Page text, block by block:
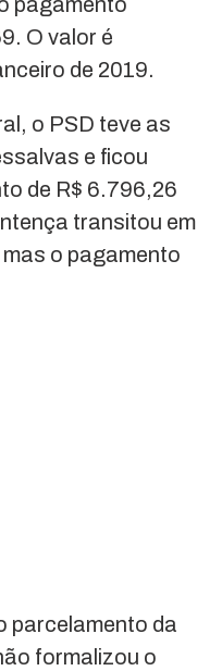
O valor é
de 2019.
o PSD teve as
e ficou
de R$ 6.796,26
transitou em
o pagamento
parcelamento da
formalizou o